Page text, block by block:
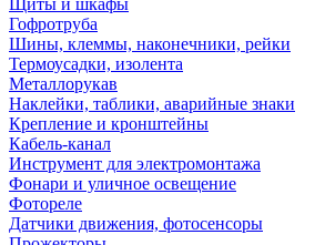
Щиты и шкафы
Гофротруба
Шины, клеммы, наконечники, рейки
Термоусадки, изолента
Металлорукав
Наклейки, таблики, аварийные знаки
Крепление и кронштейны
Кабель-канал
Инструмент для электромонтажа
Фонари и уличное освещение
Фотореле
Датчики движения, фотосенсоры